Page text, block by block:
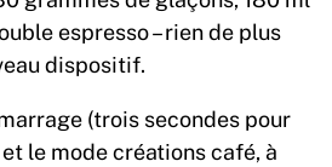
espresso – rien de plus
dispositif.
(trois secondes pour
le mode créations café, à